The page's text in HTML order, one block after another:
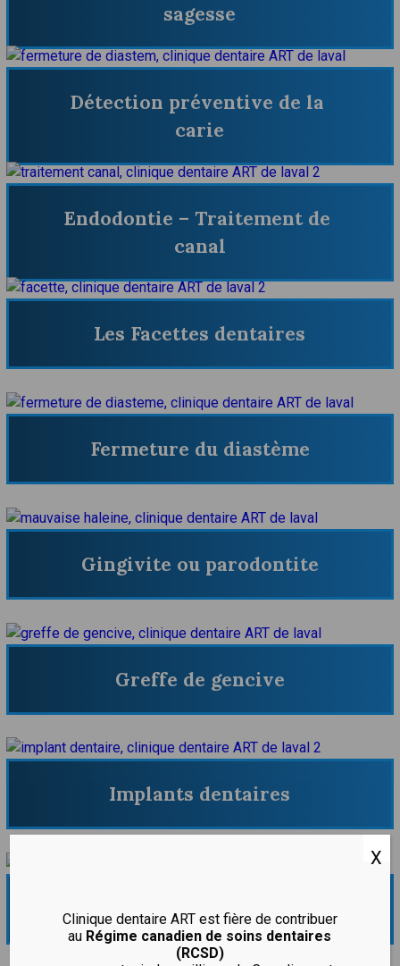
sagesse
Détection préventive de la
carie
Endodontie – Traitement de
canal
Les Facettes dentaires
Fermeture du diastème
Gingivite ou parodontite
Greffe de gencive
Implants dentaires
Incrustations dentaires
Clinique dentaire ART est fière de contribuer
au Régime canadien de soins dentaires
(RCSD)
X